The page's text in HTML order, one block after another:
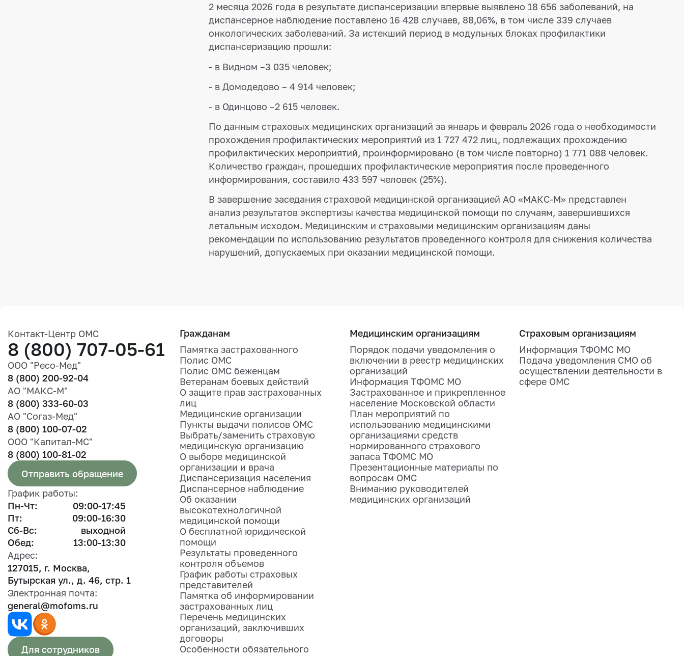
2 месяца 2026 года в результате диспансеризации впервые выявлено 18 656 заболеваний, на
диспансерное наблюдение поставлено 16 428 случаев, 88,06%, в том числе 339 случаев
онкологических заболеваний. За истекший период в модульных блоках профилактики
диспансеризацию прошли:
- в Видном –3 035 человек;
- в Домодедово – 4 914 человек;
- в Одинцово –2 615 человек.
По данным страховых медицинских организаций за январь и февраль 2026 года о необходимости
прохождения профилактических мероприятий из 1 727 472 лиц, подлежащих прохождению
профилактических мероприятий, проинформировано (в том числе повторно) 1 771 088 человек.
Количество граждан, прошедших профилактические мероприятия после проведенного
информирования, составило 433 597 человек (25%).
В завершение заседания страховой медицинской организацией АО «МАКС-М» представлен
анализ результатов экспертизы качества медицинской помощи по случаям, завершившихся
летальным исходом. Медицинским и страховыми медицинским организациям даны
рекомендации по использованию результатов проведенного контроля для снижения количества
нарушений, допускаемых при оказании медицинской помощи.
Контакт-Центр ОМС
8 (800) 707-05-61
ООО "Ресо-Мед"
8 (800) 200-92-04
АО "МАКС-М"
8 (800) 333-60-03
АО "Согаз-Мед"
8 (800) 100-07-02
ООО "Капитал-МС"
8 (800) 100-81-02
Отправить обращение
График работы:
Пн-Чт:
09:00-17:45
Пт:
09:00-16:30
Сб-Вс:
выходной
Обед:
13:00-13:30
Адрес:
127015, г. Москва,
Бутырская ул., д. 46, стр. 1
Электронная почта:
general@mofoms.ru
Для сотрудников
Гражданам
Памятка застрахованного
Полис ОМС
Полис ОМС беженцам
Ветеранам боевых действий
О защите прав застрахованных
лиц
Медицинские организации
Пункты выдачи полисов ОМС
Выбрать/заменить страховую
медицинскую организацию
О выборе медицинской
организации и врача
Диспансеризация населения
Диспансерное наблюдение
Об оказании
высокотехнологичной
медицинской помощи
О бесплатной юридической
помощи
Результаты проведенного
контроля объемов
График работы страховых
представителей
Памятка об информировании
застрахованных лиц
Перечень медицинских
организаций, заключивших
договоры
Особенности обязательного
Медицинским организациям
Порядок подачи уведомления о
включении в реестр медицинских
организаций
Информация ТФОМС МО
Застрахованное и прикрепленное
население Московской области
План мероприятий по
использованию медицинскими
организациями средств
нормированного страхового
запаса ТФОМС МО
Презентационные материалы по
вопросам ОМС
Вниманию руководителей
медицинских организаций
Страховым организациям
Информация ТФОМС МО
Подача уведомления СМО об
осуществлении деятельности в
сфере ОМС